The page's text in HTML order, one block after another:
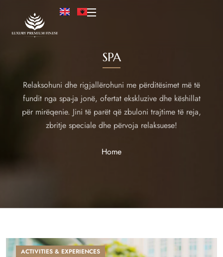
SPA
Relaksohuni dhe rigjallërohuni me përditësimet më të
fundit nga spa-ja jonë, ofertat ekskluzive dhe këshillat
për mirëqenie. Jini të parët që zbuloni trajtime të reja,
zbritje speciale dhe përvoja relaksuese!
Home
ACTIVITIES & EXPERIENCES